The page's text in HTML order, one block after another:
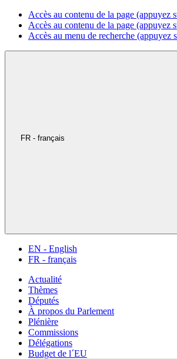
Accès au contenu de la page (appuyez
Accès au contenu de la page (appuyez
Accès au menu de recherche (appuyez
FR - français
EN - English
FR - français
Actualité
Thèmes
Députés
À propos du Parlement
Plénière
Commissions
Délégations
Budget de l´EU